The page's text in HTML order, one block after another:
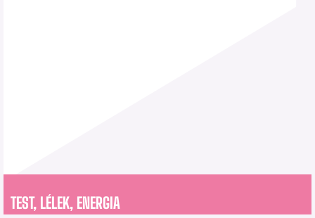
TEST, LÉLEK, ENERGIA